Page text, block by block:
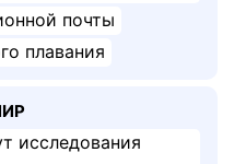
почты
плавания
исследования